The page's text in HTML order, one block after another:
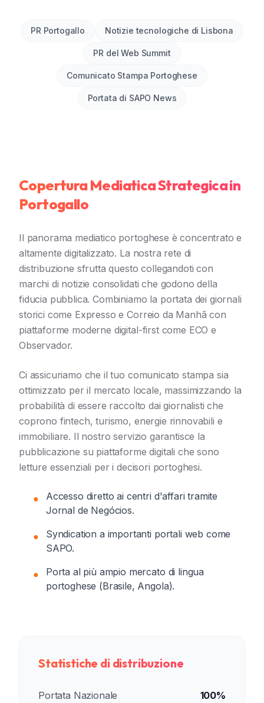
PR Portogallo Notizie tecnologiche di Lisbona
PR del Web Summit
Comunicato Stampa Portoghese
Portata di SAPO News
Copertura Mediatica Strategica in
Portogallo
Il panorama mediatico portoghese è concentrato e
altamente digitalizzato. La nostra rete di
distribuzione sfrutta questo collegandoti con
marchi di notizie consolidati che godono della
fiducia pubblica. Combiniamo la portata dei giornali
storici come Expresso e Correio da Manhã con
piattaforme moderne digital-first come ECO e
Observador.
Ci assicuriamo che il tuo comunicato stampa sia
ottimizzato per il mercato locale, massimizzando la
probabilità di essere raccolto dai giornalisti che
coprono fintech, turismo, energie rinnovabili e
immobiliare. Il nostro servizio garantisce la
pubblicazione su piattaforme digitali che sono
letture essenziali per i decisori portoghesi.
●
Accesso diretto ai centri d'affari tramite
Jornal de Negócios.
●
Syndication a importanti portali web come
SAPO.
●
Porta al più ampio mercato di lingua
portoghese (Brasile, Angola).
Statistiche di distribuzione
Portata Nazionale 100%